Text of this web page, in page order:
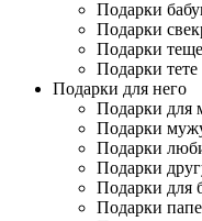
Подарки
Подарки
Подарки теще
Подарки тете
Подарки для него
Подарки для
Подарки
Подарки
Подарки
Подарки для
Подарки папе